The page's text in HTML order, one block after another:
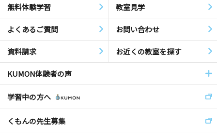
無料体験学習 教室見学
よくあるご質問 お問い合わせ
資料請求 お近くの教室を探す
KUMON体験者の声
学習中の方へ
くもんの先生募集